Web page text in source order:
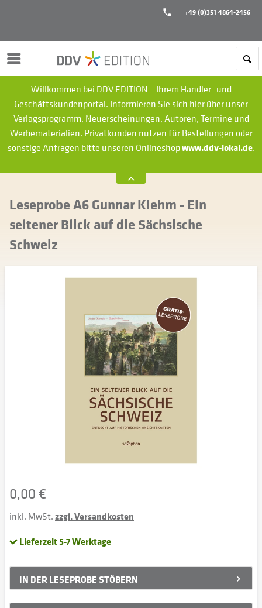
+49 (0)351 4864-2456
Menü
Willkommen bei DDV EDITION – Ihrem Händler- und
Geschäftskundenportal. Informieren Sie sich hier über unser
Verlagsprogramm, Neuerscheinungen, Autoren, Termine und
Werbematerialien. Privatkunden nutzen für Bestellungen oder
sonstige Anfragen bitte unseren Onlineshopwww.ddv-lokal.de.
Leseprobe A6 Gunnar Klehm - Ein
seltener Blick auf die Sächsische
Schweiz
0,00 €
inkl. MwSt.zzgl. Versandkosten
Lieferzeit 5-7 Werktage
IN DERLESEPROBE STÖBERN